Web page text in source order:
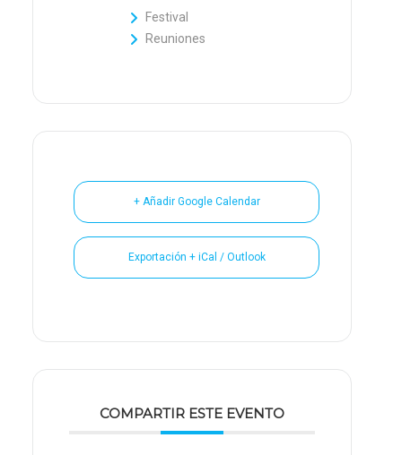
Festival
Reuniones
+ Añadir Google Calendar
Exportación + iCal / Outlook
COMPARTIR ESTE EVENTO